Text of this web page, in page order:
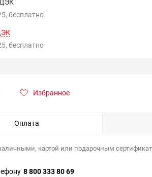
Бесплатно
Бесплатно
Избранное
Оплата
картой или подарочным
8 800 333 80 69